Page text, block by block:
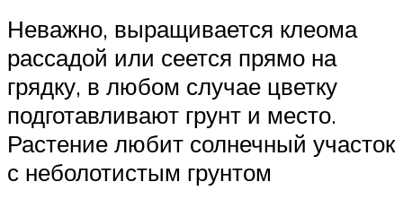
Неважно, выращивается клеома
рассадой или сеется прямо на
грядку, в любом случае цветку
подготавливают грунт и место.
Растение любит солнечный участок
с неболотистым грунтом